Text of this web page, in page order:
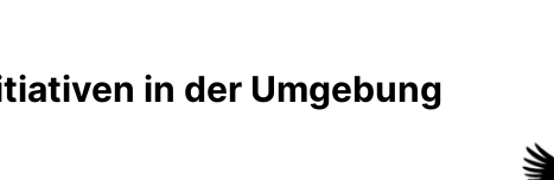
in der Umgebung